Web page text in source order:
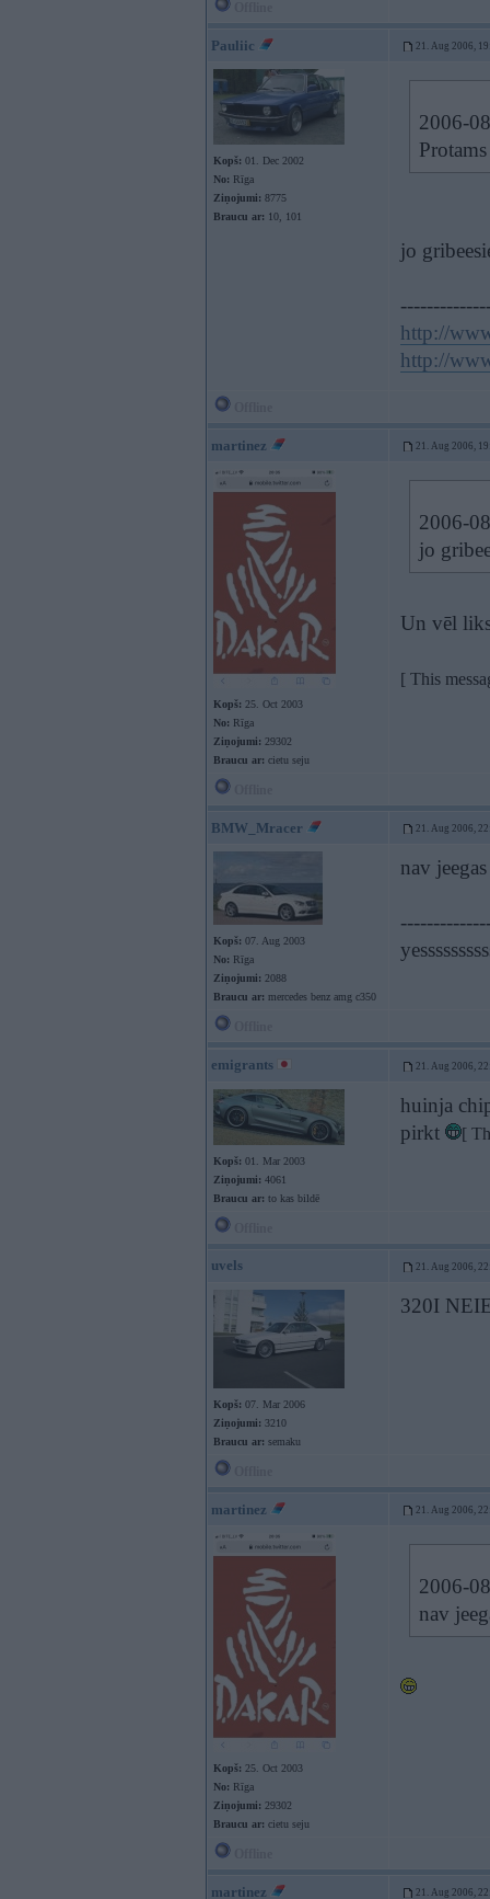
Pauliic 21. Aug 2006,
Kopš: 01. Dec 2002
No: Rīga
Ziņojumi: 8775
Braucu ar: 10, 101
2006-
jo
http://
http://
martinez 21. Aug 2006,
Kopš: 25. Oct 2003
No: Rīga
Ziņojumi: 29302
Braucu ar: cietu seju
2006-
jo
Un vēl
[ This
BMW_Mracer 21. Aug 2006,
Kopš: 07. Aug 2003
No: Rīga
Ziņojumi: 2088
Braucu ar: mercedes benz amg c350
nav
emigrants 21. Aug 2006,
Kopš: 01. Mar 2003
Ziņojumi: 4061
Braucu ar: to kas bildē
huinja
pirkt
[
uvels 21. Aug 2006,
Kopš: 07. Mar 2006
Ziņojumi: 3210
Braucu ar: semaku
320I
martinez 21. Aug 2006,
Kopš: 25. Oct 2003
No: Rīga
Ziņojumi: 29302
Braucu ar: cietu seju
2006-
nav
martinez 21. Aug 2006,